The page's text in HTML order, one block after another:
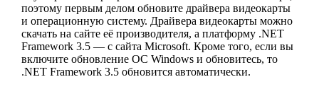
поэтому первым делом обновите драйвера видеокарты
и операционную систему. Драйвера видеокарты можно
скачать на сайте её производителя, а платформу .NET
Framework 3.5 — с сайта Microsoft. Кроме того, если вы
включите обновление ОС Windows и обновитесь, то
.NET Framework 3.5 обновится автоматически.